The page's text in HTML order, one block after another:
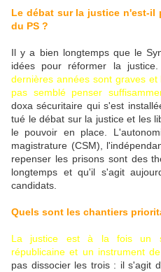
Le débat sur la justice n'est-il
du PS ?
Il y a bien longtemps que le
idées pour réformer la justice.
dernières années sont graves
pas semblé penser
doxa sécuritaire qui s'est
tué le débat sur la justice et les
le pouvoir en place.
magistrature (CSM),
repenser les prisons sont des
longtemps et qu'il s'agit
candidats.
Quels sont les chantiers
La justice est à la fois un
républicaine et un instrument
pas dissocier les trois : il s'agit